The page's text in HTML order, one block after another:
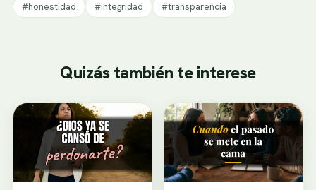
#honestidad #integridad #transparencia
Quizás también te interese